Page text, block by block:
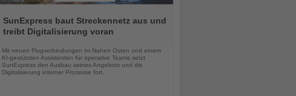
Sie
die
Nachrichten
SunExpress baut Streckennetz aus und
treibt Digitalisierung voran
Mit neuen Flugverbindungen im Nahen Osten und einem
KI-gestützten Assistenten für operative Teams setzt
SunExpress den Ausbau seines Angebots und die
Digitalisierung interner Prozesse fort.